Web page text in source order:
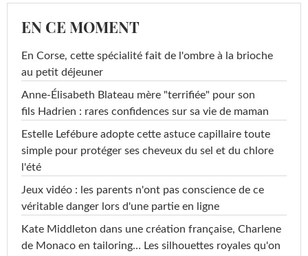
EN CE MOMENT
En Corse, cette spécialité fait de l'ombre à la brioche
au petit déjeuner
Anne-Élisabeth Blateau mère "terrifiée" pour son
fils Hadrien : rares confidences sur sa vie de maman
Estelle Lefébure adopte cette astuce capillaire toute
simple pour protéger ses cheveux du sel et du chlore
l'été
Jeux vidéo : les parents n'ont pas conscience de ce
véritable danger lors d'une partie en ligne
Kate Middleton dans une création française, Charlene
de Monaco en tailoring… Les silhouettes royales qu'on